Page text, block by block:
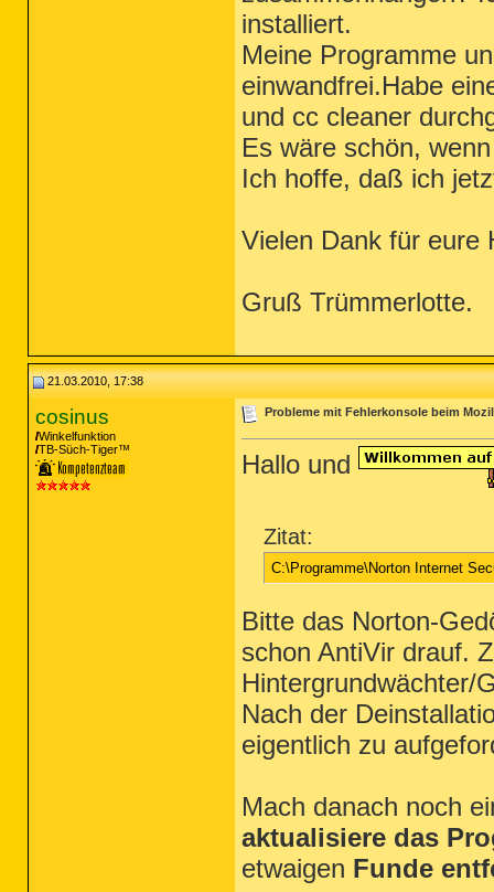
installiert.
Meine Programme
einwandfrei.Habe
und cc cleaner
Es wäre schön,
Ich hoffe, daß ich
Vielen Dank für eure
Gruß Trümmerlotte.
21.03.2010, 17:38
cosinus
Winkelfunktion
TB-Süch-Tiger™
Probleme mit Fehlerkonsole beim
Hallo und
Zitat:
C:\Programme\Norton Internet
Bitte das Norton-
schon AntiVir drauf.
Hintergrundwächter/
Nach der
eigentlich zu
Mach danach noch
aktualisiere das
etwaigen Funde